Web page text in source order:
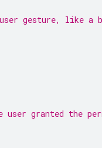
gesture, like a
granted the